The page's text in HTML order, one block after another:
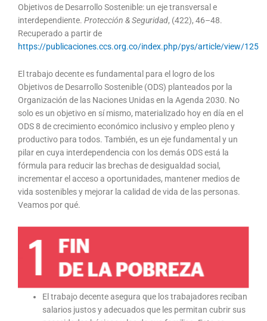
Objetivos de Desarrollo Sostenible: un eje transversal e
interdependiente. Protección & Seguridad, (422), 46–48.
Recuperado a partir de
https://publicaciones.ccs.org.co/index.php/pys/article/view/125
El trabajo decente es fundamental para el logro de los
Objetivos de Desarrollo Sostenible (ODS) planteados por la
Organización de las Naciones Unidas en la Agenda 2030. No
solo es un objetivo en sí mismo, materializado hoy en día en el
ODS 8 de crecimiento económico inclusivo y empleo pleno y
productivo para todos. También, es un eje fundamental y un
pilar en cuya interdependencia con los demás ODS está la
fórmula para reducir las brechas de desigualdad social,
incrementar el acceso a oportunidades, mantener medios de
vida sostenibles y mejorar la calidad de vida de las personas.
Veamos por qué.
El trabajo decente asegura que los trabajadores reciban
salarios justos y adecuados que les permitan cubrir sus